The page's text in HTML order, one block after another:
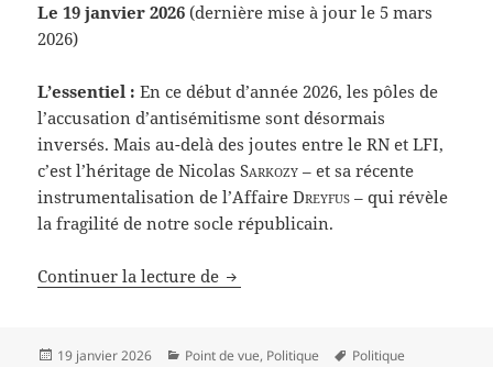
Le 19 janvier 2026 (dernière mise à jour le 5 mars
2026)
L’essentiel : En ce début d’année 2026, les pôles de
l’accusation d’antisémitisme sont désormais
inversés. Mais au-delà des joutes entre le RN et LFI,
c’est l’héritage de NicolasSarkozy – et sa récente
instrumentalisation de l’AffaireDreyfus – qui révèle
la fragilité de notre socle républicain.
Continuer la lecture de L’Indignité de monsieur Sarko :
Publié
19 janvier 2026 Catégories
Point de vue, Politique
Mots-
Politique